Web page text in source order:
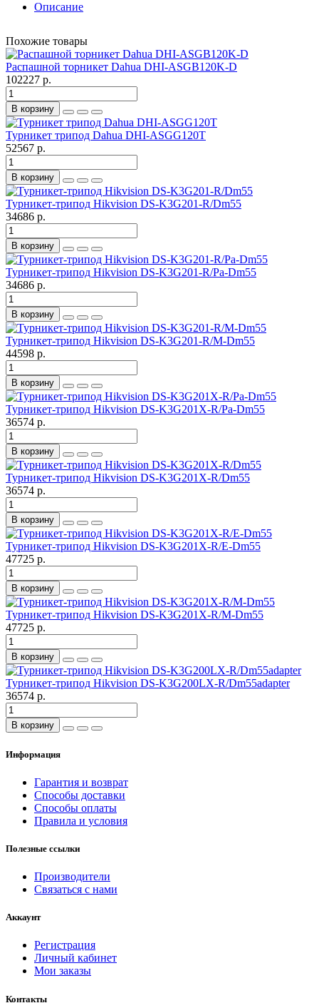
Описание
Похожие товары
Распашной торникет Dahua DHI-ASGB120K-D
102227 р.
В корзину
Турникет трипод Dahua DHI-ASGG120T
52567 р.
В корзину
Турникет-трипод Hikvision DS-K3G201-R/Dm55
34686 р.
В корзину
Турникет-трипод Hikvision DS-K3G201-R/Pa-Dm55
34686 р.
В корзину
Турникет-трипод Hikvision DS-K3G201-R/M-Dm55
44598 р.
В корзину
Турникет-трипод Hikvision DS-K3G201X-R/Pa-Dm55
36574 р.
В корзину
Турникет-трипод Hikvision DS-K3G201X-R/Dm55
36574 р.
В корзину
Турникет-трипод Hikvision DS-K3G201X-R/E-Dm55
47725 р.
В корзину
Турникет-трипод Hikvision DS-K3G201X-R/M-Dm55
47725 р.
В корзину
Турникет-трипод Hikvision DS-K3G200LX-R/Dm55adapter
36574 р.
В корзину
Информация
Гарантия и возврат
Способы доставки
Способы оплаты
Правила и условия
Полезные ссылки
Производители
Связаться с нами
Аккаунт
Регистрация
Личный кабинет
Мои заказы
Контакты